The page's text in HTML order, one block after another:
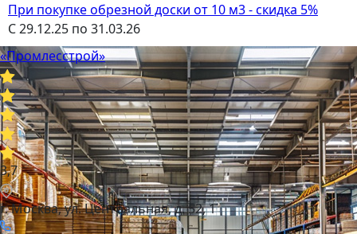
При покупке обрезной доски от 10 м3 - скидка 5%
С 29.12.25 по 31.03.26
«Промлесстрой»
3,7
г. Москва, ул. Центральная, д. 52, 1